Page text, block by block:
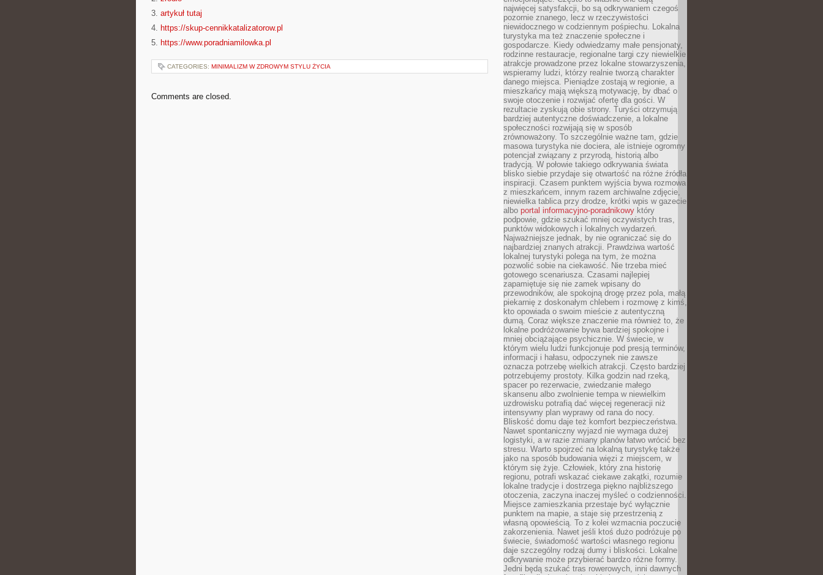
3. artykuł tutaj
4. https://skup-cennikkatalizatorow.pl
5. https://www.poradniamilowka.pl
CATEGORIES: MINIMALIZM W ZDROWYM STYLU ŻYCIA
Comments are closed.
najwięcej satysfakcji, bo są odkrywaniem czegoś
pozornie znanego, lecz w rzeczywistości
niewidocznego w codziennym pośpiechu. Lokalna
turystyka ma też znaczenie społeczne i
gospodarcze. Kiedy odwiedzamy małe pensjonaty,
rodzinne restauracje, regionalne targi czy niewielkie
atrakcje prowadzone przez lokalne stowarzyszenia,
wspieramy ludzi, którzy realnie tworzą charakter
danego miejsca. Pieniądze zostają w regionie, a
mieszkańcy mają większą motywację, by dbać o
swoje otoczenie i rozwijać ofertę dla gości. W
rezultacie zyskują obie strony. Turyści otrzymują
bardziej autentyczne doświadczenie, a lokalne
społeczności rozwijają się w sposób
zrównoważony. To szczególnie ważne tam, gdzie
masowa turystyka nie dociera, ale istnieje ogromny
potencjał związany z przyrodą, historią albo
tradycją. W połowie takiego odkrywania świata
blisko siebie przydaje się otwartość na różne źródła
inspiracji. Czasem punktem wyjścia bywa rozmowa
z mieszkańcem, innym razem archiwalne zdjęcie,
niewielka tablica przy drodze, krótki wpis w gazecie
albo portal informacyjno-poradnikowy który
podpowie, gdzie szukać mniej oczywistych tras,
punktów widokowych i lokalnych wydarzeń.
Najważniejsze jednak, by nie ograniczać się do
najbardziej znanych atrakcji. Prawdziwa wartość
lokalnej turystyki polega na tym, że można
pozwolić sobie na ciekawość. Nie trzeba mieć
gotowego scenariusza. Czasami najlepiej
zapamiętuje się nie zamek wpisany do
przewodników, ale spokojną drogę przez pola, małą
piekarnię z doskonałym chlebem i rozmowę z kimś,
kto opowiada o swoim mieście z autentyczną
dumą. Coraz większe znaczenie ma również to, że
lokalne podróżowanie bywa bardziej spokojne i
mniej obciążające psychicznie. W świecie, w
którym wielu ludzi funkcjonuje pod presją terminów,
informacji i hałasu, odpoczynek nie zawsze
oznacza potrzebę wielkich atrakcji. Często bardziej
potrzebujemy prostoty. Kilka godzin nad rzeką,
spacer po rezerwacie, zwiedzanie małego
skansenu albo zwolnienie tempa w niewielkim
uzdrowisku potrafią dać więcej regeneracji niż
intensywny plan wyprawy od rana do nocy.
Bliskość domu daje też komfort bezpieczeństwa.
Nawet spontaniczny wyjazd nie wymaga dużej
logistyki, a w razie zmiany planów łatwo wrócić bez
stresu. Warto spojrzeć na lokalną turystykę także
jako na sposób budowania więzi z miejscem, w
którym się żyje. Człowiek, który zna historię
regionu, potrafi wskazać ciekawe zakątki, rozumie
lokalne tradycje i dostrzega piękno najbliższego
otoczenia, zaczyna inaczej myśleć o codzienności.
Miejsce zamieszkania przestaje być wyłącznie
punktem na mapie, a staje się przestrzenią z
własną opowieścią. To z kolei wzmacnia poczucie
zakorzenienia. Nawet jeśli ktoś dużo podróżuje po
świecie, świadomość wartości własnego regionu
daje szczególny rodzaj dumy i bliskości. Lokalne
odkrywanie może przybierać bardzo różne formy.
Jedni będą szukać tras rowerowych, inni dawnych